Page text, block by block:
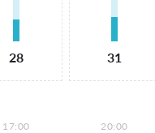
28 31
17:00 20:00